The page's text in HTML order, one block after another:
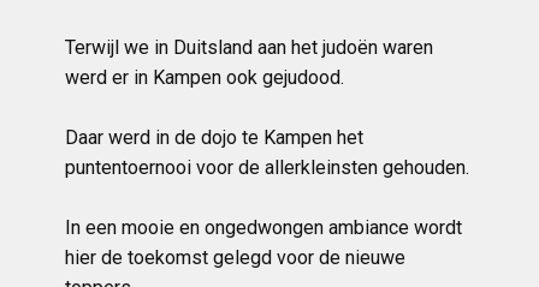
Terwijl we in Duitsland aan het judoën waren
werd er in Kampen ook gejudood.
Daar werd in de dojo te Kampen het
puntentoernooi voor de allerkleinsten gehouden.
In een mooie en ongedwongen ambiance wordt
hier de toekomst gelegd voor de nieuwe